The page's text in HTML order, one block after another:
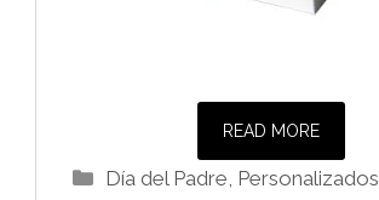
READ MORE
Categorías
Día del Padre Personalizados